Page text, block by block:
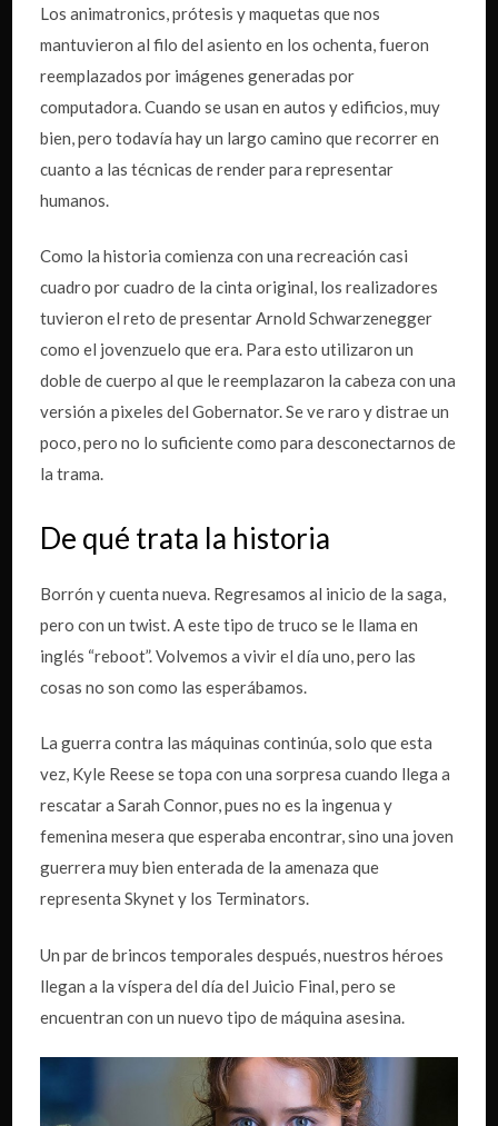
Los animatronics, prótesis y maquetas que nos
mantuvieron al filo del asiento en los ochenta, fueron
reemplazados por imágenes generadas por
computadora. Cuando se usan en autos y edificios, muy
bien, pero todavía hay un largo camino que recorrer en
cuanto a las técnicas de render para representar
humanos.
Como la historia comienza con una recreación casi
cuadro por cuadro de la cinta original, los realizadores
tuvieron el reto de presentar Arnold Schwarzenegger
como el jovenzuelo que era. Para esto utilizaron un
doble de cuerpo al que le reemplazaron la cabeza con una
versión a pixeles del Gobernator. Se ve raro y distrae un
poco, pero no lo suficiente como para desconectarnos de
la trama.
De qué trata la historia
Borrón y cuenta nueva. Regresamos al inicio de la saga,
pero con un twist. A este tipo de truco se le llama en
inglés “reboot”. Volvemos a vivir el día uno, pero las
cosas no son como las esperábamos.
La guerra contra las máquinas continúa, solo que esta
vez, Kyle Reese se topa con una sorpresa cuando llega a
rescatar a Sarah Connor, pues no es la ingenua y
femenina mesera que esperaba encontrar, sino una joven
guerrera muy bien enterada de la amenaza que
representa Skynet y los Terminators.
Un par de brincos temporales después, nuestros héroes
llegan a la víspera del día del Juicio Final, pero se
encuentran con un nuevo tipo de máquina asesina.